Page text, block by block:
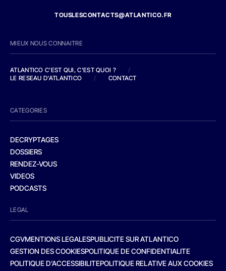
TOUSLESCONTACTS@ATLANTICO.FR
MIEUX NOUS CONNAITRE
ATLANTICO C'EST QUI, C'EST QUOI ?
/
LE RESEAU D'ATLANTICO
/ CONTACT
CATEGORIES
DECRYPTAGES
DOSSIERS
RENDEZ-VOUS
VIDEOS
PODCASTS
LEGAL
CGVMENTIONS LEGALESPUBLICITE SUR ATLANTICO
GESTION DES COOKIESPOLITIQUE DE CONFIDENTIALITE
POLITIQUE D’ACCESSIBILITEPOLITIQUE RELATIVE AUX COOKIES